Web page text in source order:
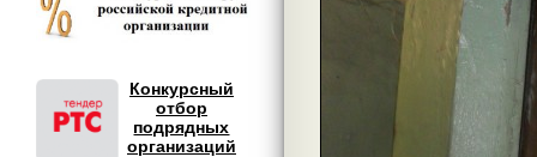
Конкурсный
отбор
подрядных
организаций